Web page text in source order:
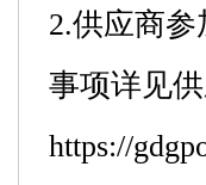
2.供应商
事项详见
https://